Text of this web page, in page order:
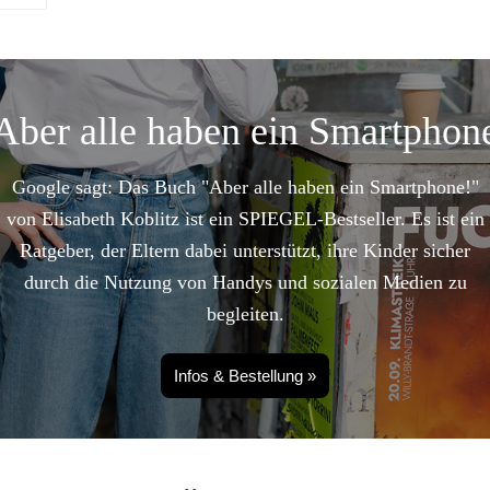
alle haben ein
Google sagt: Das Buch "Aber alle haben ein Smartphone!"
von Elisabeth Koblitz ist ein SPIEGEL-Bestseller. Es ist ein
Ratgeber, der Eltern dabei unterstützt, ihre Kinder sicher
durch die Nutzung von Handys und sozialen Medien zu
begleiten.
Infos & Bestellung »